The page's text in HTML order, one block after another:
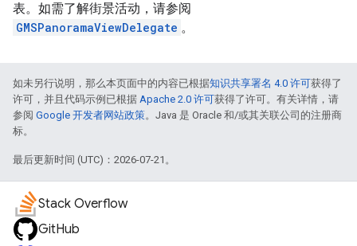
表。如需了解街景活动，请参阅
GMSPanoramaViewDelegate 。
如未另行说明，那么本页面中的内容已根据知识共享署名 4.0 许可获得了
许可，并且代码示例已根据 Apache 2.0 许可获得了许可。有关详情，请
参阅 Google 开发者网站政策。Java 是 Oracle 和/或其关联公司的注册商
标。
最后更新时间 (UTC)：2026-07-21。
Stack Overflow
GitHub